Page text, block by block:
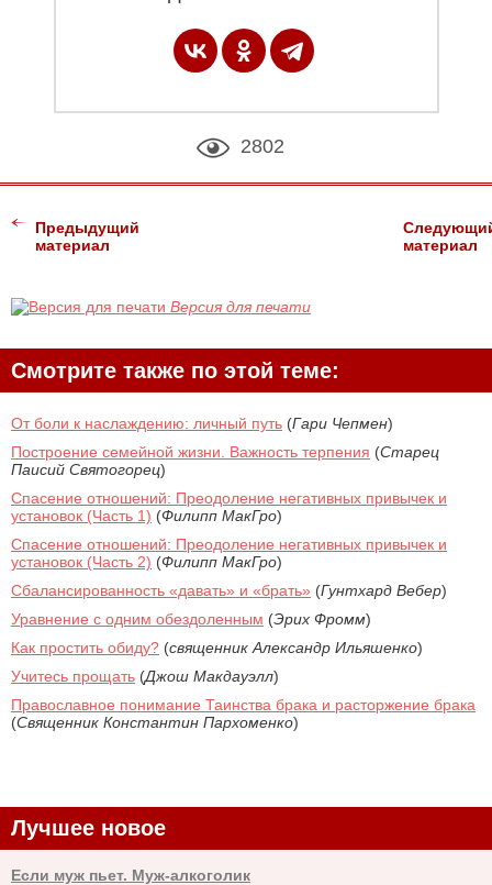
2802
Предыдущий
материал
материал
Версия для печати
Смотрите также по этой теме:
От боли к наслаждению: личный путь (Гари Чепмен)
Построение семейной жизни. Важность терпения (Старец
Паисий Святогорец)
Спасение отношений: Преодоление негативных привычек и
установок (Часть 1) (Филипп МакГро)
Спасение отношений: Преодоление негативных привычек и
установок (Часть 2) (Филипп МакГро)
Сбалансированность «давать» и «брать» (Гунтхард Вебер)
Уравнение с одним обездоленным (Эрих Фромм)
Как простить обиду? (священник Александр Ильяшенко)
Учитесь прощать (Джош Макдауэлл)
Православное понимание Таинства брака и расторжение брака
(Священник Константин Пархоменко)
Лучшее новое
Если муж пьет. Муж-алкоголик